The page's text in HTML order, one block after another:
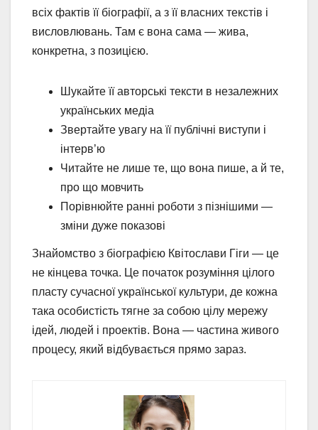
всіх фактів її біографії, а з її власних текстів і
висловлювань. Там є вона сама — жива,
конкретна, з позицією.
Шукайте її авторські тексти в незалежних
українських медіа
Звертайте увагу на її публічні виступи і
інтерв’ю
Читайте не лише те, що вона пише, а й те,
про що мовчить
Порівнюйте ранні роботи з пізнішими —
зміни дуже показові
Знайомство з біографією Квітослави Гіги — це
не кінцева точка. Це початок розуміння цілого
пласту сучасної української культури, де кожна
така особистість тягне за собою цілу мережу
ідей, людей і проектів. Вона — частина живого
процесу, який відбувається прямо зараз.